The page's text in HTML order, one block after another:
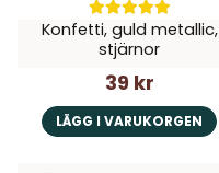
Konfetti, guld metallic,
stjärnor
39 kr
LÄGG I VARUKORGEN